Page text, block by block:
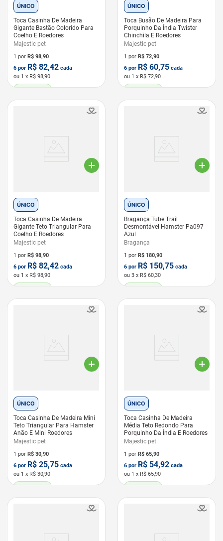
ÚNICO
Toca Casinha De Madeira
Gigante Bastão Colorido Para
Coelho E Roedores
Majestic pet
1 por R$ 98,90
6 por R$ 82,42 cada
ou 1 x R$ 98,90
ÚNICO
Toca Busão De Madeira Para
Porquinho Da Índia Twister
Chinchila E Roedores
Majestic pet
1 por R$ 72,90
6 por R$ 60,75 cada
ou 1 x R$ 72,90
ÚNICO
Toca Casinha De Madeira
Gigante Teto Triangular Para
Coelho E Roedores
Majestic pet
1 por R$ 98,90
6 por R$ 82,42 cada
ou 1 x R$ 98,90
ÚNICO
Bragança Tube Trail
Desmontável Hamster Pa097
Azul
Bragança
1 por R$ 180,90
6 por R$ 150,75 cada
ou 3 x R$ 60,30
ÚNICO
Toca Casinha De Madeira Mini
Teto Triangular Para Hamster
Anão E Mini Roedores
Majestic pet
1 por R$ 30,90
6 por R$ 25,75 cada
ou 1 x R$ 30,90
ÚNICO
Toca Casinha De Madeira
Média Teto Redondo Para
Porquinho Da Índia E Roedores
Majestic pet
1 por R$ 65,90
6 por R$ 54,92 cada
ou 1 x R$ 65,90